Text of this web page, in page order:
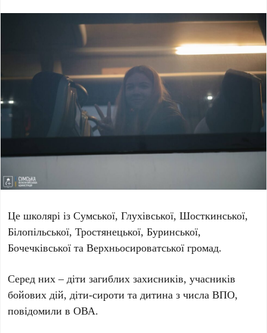
Це школярі із Сумської, Глухівської, Шосткинської,
Білопільської, Тростянецької, Буринської,
Бочечківської та Верхньосироватської громад.
Серед них – діти загиблих захисників, учасників
бойових дій, діти-сироти та дитина з числа ВПО,
повідомили в ОВА.